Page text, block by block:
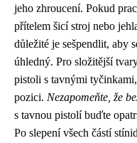
jeho zhroucení. Pokud
přítelem šicí stroj nebo
důležité je sešpendlit, aby
úhledný. Pro složitější
pistoli s tavnými
pozici. Nezapomeňte, že
s tavnou pistolí buďte
Po slepení všech částí